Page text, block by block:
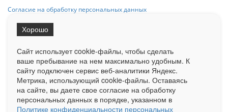
Согласие на обработку персональных данных
При использовании любого материала с данного сайта гипер-ссылка
на Сетевое издание «ОрелТаймс» обязательна.
Ограниченная статистика посещаемости доступна на сайте
Liveinternet.ru . Подробная статистика для рекламодателей по запросу
у менеджера.
Реклама Документы О нас Контакты
Сайт использует cookie-файлы, чтобы сделать
ваше пребывание на нем максимально удобным. К
cайту подключен сервис веб-аналитики Яндекс.
Метрика, использующий cookie-файлы. Оставаясь
на сайте, вы даете свое согласие на обработку
персональных данных в порядке, указанном в
Политике конфиденциальности персональных
Хорошо